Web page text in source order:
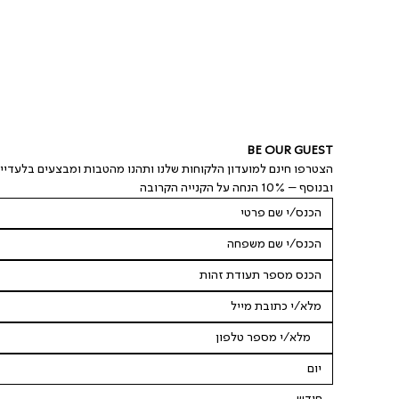
BE OUR GUEST
הצטרפו חינם למועדון הלקוחות שלנו ותהנו מהטבות ומבצעים
ובנוסף – 10% הנחה על הקנייה הקרובה